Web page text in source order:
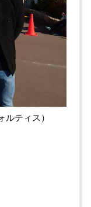
ルティス）